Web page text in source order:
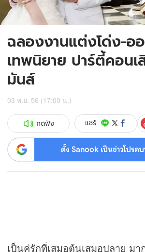
ฉลองงานแต่งโด่ง-อ
เทพนิยาย ปาร์ตี้คอน
มันส์
03 พ.ย. 56 (17:00 น.)
กดฟัง แชร์
ตั้ง Sanook เป็นข่าวโปรด
เป็นคู่รักที่เสมอต้นเสมอปลาย ม